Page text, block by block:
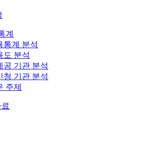
계
통계 분석
도 분석
공 기관 분석
청 기관 분석
주제